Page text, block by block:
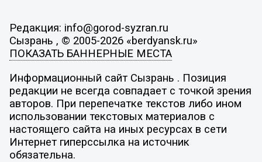
Редакция: info@gorod-syzran.ru
Сызрань , © 2005-2026 «berdyansk.ru»
ПОКАЗАТЬ БАННЕРНЫЕ МЕСТА
Информационный сайт Сызрань . Позиция
редакции не всегда совпадает с точкой зрения
авторов. При перепечатке текстов либо ином
использовании текстовых материалов с
настоящего сайта на иных ресурсах в сети
Интернет гиперссылка на источник
обязательна.